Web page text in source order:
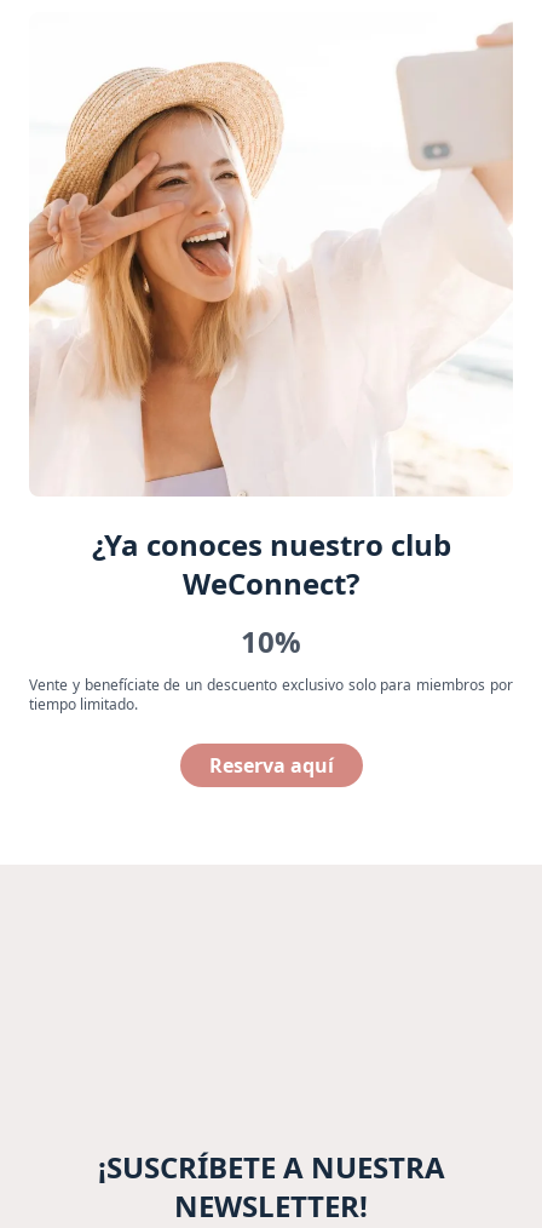
¿Ya conoces nuestro club
WeConnect?
10%
Vente y benefíciate de un descuento exclusivo solo para miembros por
tiempo limitado.
Reserva aquí
¡SUSCRÍBETE A NUESTRA
NEWSLETTER!